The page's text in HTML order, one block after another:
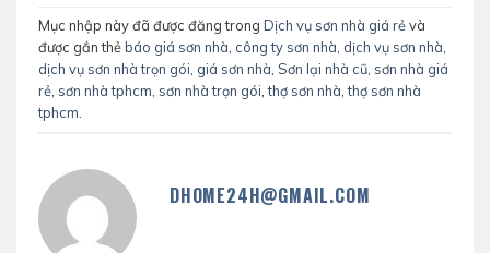
Mục nhập này đã được đăng trong Dịch vụ sơn nhà giá rẻvà
được gắn thẻ báo giá sơn nhà, công ty sơn nhà, dịch vụ sơn nhà,
dịch vụ sơn nhà trọn gói, giá sơn nhà, Sơn lại nhà cũ, sơn nhà giá
rẻ, sơn nhà tphcm, sơn nhà trọn gói,thợ sơn nhà,thợ sơn nhà
tphcm.
DHOME24H@GMAIL.COM